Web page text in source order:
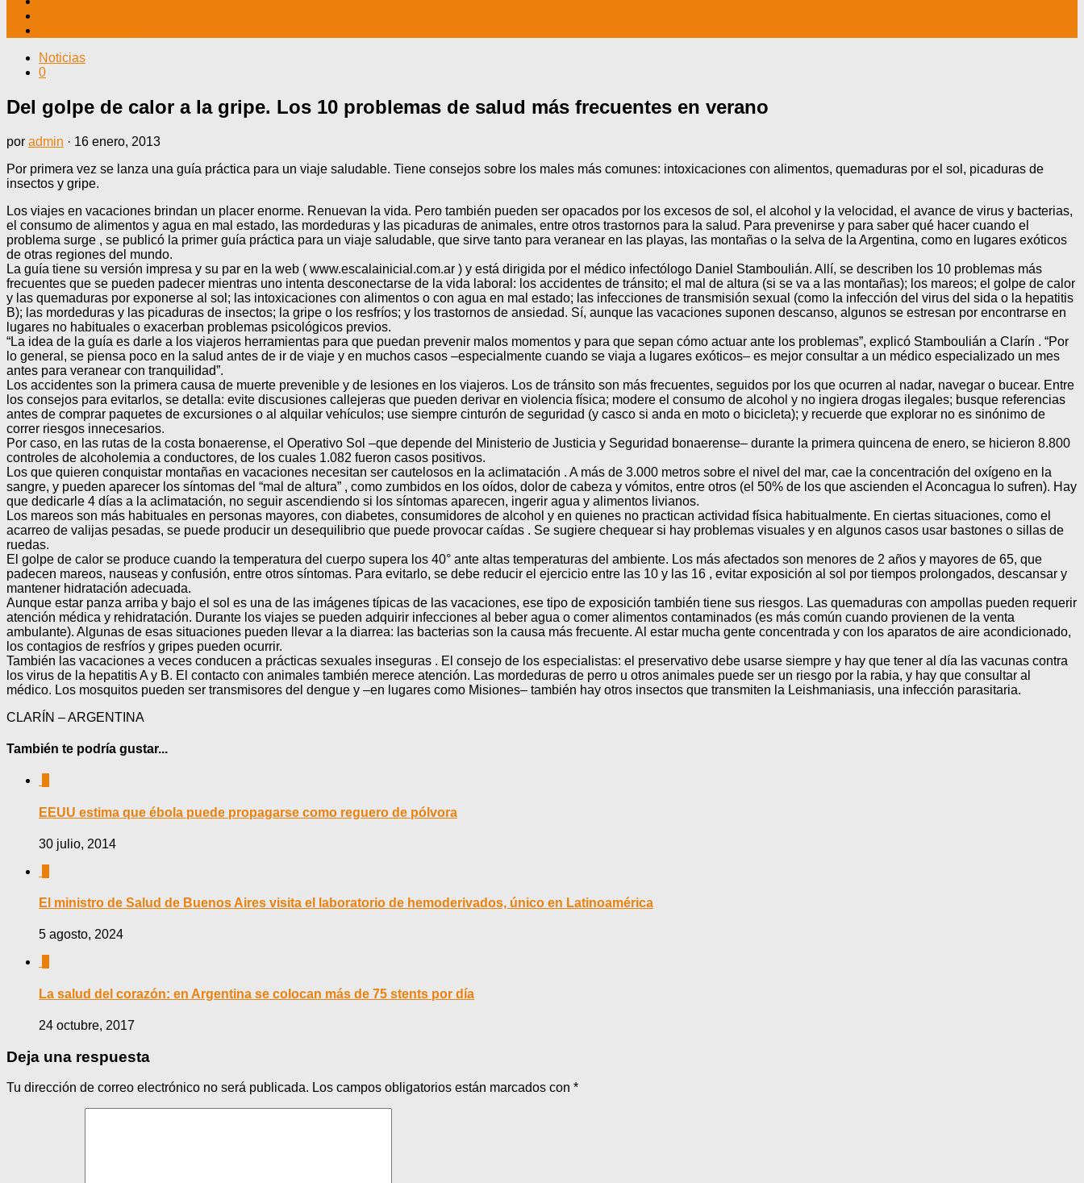
Noticias
0
Del golpe de calor a la gripe. Los 10 problemas de salud más frecuentes en verano
por admin · 16 enero, 2013
Por primera vez se lanza una guía práctica para un viaje saludable. Tiene consejos sobre los males más comunes: intoxicaciones con alimentos, quemaduras por el sol, picaduras de
insectos y gripe.
Los viajes en vacaciones brindan un placer enorme. Renuevan la vida. Pero también pueden ser opacados por los excesos de sol, el alcohol y la velocidad, el avance de virus y bacterias,
el consumo de alimentos y agua en mal estado, las mordeduras y las picaduras de animales, entre otros trastornos para la salud. Para prevenirse y para saber qué hacer cuando el
problema surge , se publicó la primer guía práctica para un viaje saludable, que sirve tanto para veranear en las playas, las montañas o la selva de la Argentina, como en lugares exóticos
de otras regiones del mundo.
La guía tiene su versión impresa y su par en la web ( www.escalainicial.com.ar ) y está dirigida por el médico infectólogo Daniel Stamboulián. Allí, se describen los 10 problemas más
frecuentes que se pueden padecer mientras uno intenta desconectarse de la vida laboral: los accidentes de tránsito; el mal de altura (si se va a las montañas); los mareos; el golpe de calor
y las quemaduras por exponerse al sol; las intoxicaciones con alimentos o con agua en mal estado; las infecciones de transmisión sexual (como la infección del virus del sida o la hepatitis
B); las mordeduras y las picaduras de insectos; la gripe o los resfríos; y los trastornos de ansiedad. Sí, aunque las vacaciones suponen descanso, algunos se estresan por encontrarse en
lugares no habituales o exacerban problemas psicológicos previos.
“La idea de la guía es darle a los viajeros herramientas para que puedan prevenir malos momentos y para que sepan cómo actuar ante los problemas”, explicó Stamboulián a Clarín . “Por
lo general, se piensa poco en la salud antes de ir de viaje y en muchos casos –especialmente cuando se viaja a lugares exóticos– es mejor consultar a un médico especializado un mes
antes para veranear con tranquilidad”.
Los accidentes son la primera causa de muerte prevenible y de lesiones en los viajeros. Los de tránsito son más frecuentes, seguidos por los que ocurren al nadar, navegar o bucear. Entre
los consejos para evitarlos, se detalla: evite discusiones callejeras que pueden derivar en violencia física; modere el consumo de alcohol y no ingiera drogas ilegales; busque referencias
antes de comprar paquetes de excursiones o al alquilar vehículos; use siempre cinturón de seguridad (y casco si anda en moto o bicicleta); y recuerde que explorar no es sinónimo de
correr riesgos innecesarios.
Por caso, en las rutas de la costa bonaerense, el Operativo Sol –que depende del Ministerio de Justicia y Seguridad bonaerense– durante la primera quincena de enero, se hicieron 8.800
controles de alcoholemia a conductores, de los cuales 1.082 fueron casos positivos.
Los que quieren conquistar montañas en vacaciones necesitan ser cautelosos en la aclimatación . A más de 3.000 metros sobre el nivel del mar, cae la concentración del oxígeno en la
sangre, y pueden aparecer los síntomas del “mal de altura” , como zumbidos en los oídos, dolor de cabeza y vómitos, entre otros (el 50% de los que ascienden el Aconcagua lo sufren). Hay
que dedicarle 4 días a la aclimatación, no seguir ascendiendo si los síntomas aparecen, ingerir agua y alimentos livianos.
Los mareos son más habituales en personas mayores, con diabetes, consumidores de alcohol y en quienes no practican actividad física habitualmente. En ciertas situaciones, como el
acarreo de valijas pesadas, se puede producir un desequilibrio que puede provocar caídas . Se sugiere chequear si hay problemas visuales y en algunos casos usar bastones o sillas de
ruedas.
El golpe de calor se produce cuando la temperatura del cuerpo supera los 40° ante altas temperaturas del ambiente. Los más afectados son menores de 2 años y mayores de 65, que
padecen mareos, nauseas y confusión, entre otros síntomas. Para evitarlo, se debe reducir el ejercicio entre las 10 y las 16 , evitar exposición al sol por tiempos prolongados, descansar y
mantener hidratación adecuada.
Aunque estar panza arriba y bajo el sol es una de las imágenes típicas de las vacaciones, ese tipo de exposición también tiene sus riesgos. Las quemaduras con ampollas pueden requerir
atención médica y rehidratación. Durante los viajes se pueden adquirir infecciones al beber agua o comer alimentos contaminados (es más común cuando provienen de la venta
ambulante). Algunas de esas situaciones pueden llevar a la diarrea: las bacterias son la causa más frecuente. Al estar mucha gente concentrada y con los aparatos de aire acondicionado,
los contagios de resfríos y gripes pueden ocurrir.
También las vacaciones a veces conducen a prácticas sexuales inseguras . El consejo de los especialistas: el preservativo debe usarse siempre y hay que tener al día las vacunas contra
los virus de la hepatitis A y B. El contacto con animales también merece atención. Las mordeduras de perro u otros animales puede ser un riesgo por la rabia, y hay que consultar al
médico. Los mosquitos pueden ser transmisores del dengue y –en lugares como Misiones– también hay otros insectos que transmiten la Leishmaniasis, una infección parasitaria.
CLARÍN – ARGENTINA
También te podría gustar...
EEUU estima que ébola puede propagarse como reguero de pólvora
30 julio, 2014
El ministro de Salud de Buenos Aires visita el laboratorio de hemoderivados, único en Latinoamérica
5 agosto, 2024
La salud del corazón: en Argentina se colocan más de 75 stents por día
24 octubre, 2017
Deja una respuesta
Tu dirección de correo electrónico no será publicada. Los campos obligatorios están marcados con *